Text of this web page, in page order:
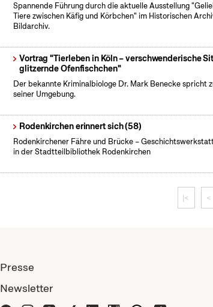
Spannende Führung durch die aktuelle Ausstellung
Tiere zwischen Käfig und Körbchen" im Historischen
Bildarchiv.
Vortrag "Tierleben in Köln – verschwenderische
glitzernde Ofenfischchen"
Der bekannte Kriminalbiologe Dr. Mark Benecke spricht
seiner Umgebung.
Rodenkirchen erinnert sich (58)
Rodenkirchener Fähre und Brücke –
in der Stadtteilbibliothek Rodenkirchen
|< <
Presse
Newsletter